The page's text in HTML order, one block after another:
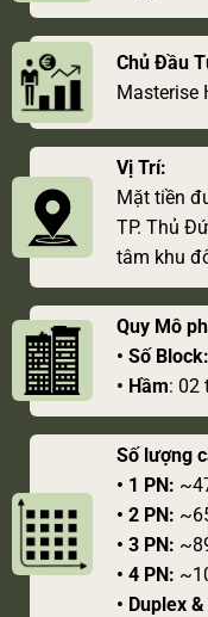
Chủ Đầu
Masterise
Vị Trí:
Mặt tiền
TP. Thủ
tâm khu
Quy Mô
• Số Block:
• Hầm: 02
Số lượng
• 1 PN:
• 2 PN:
• 3 PN:
• 4 PN:
• Duplex